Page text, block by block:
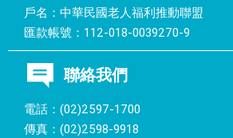
戶名：中華民國老人福利推動聯盟
匯款帳號：112-018-0039270-9
聯絡我們
電話：(02)2597-1700
傳真：(02)2598-9918